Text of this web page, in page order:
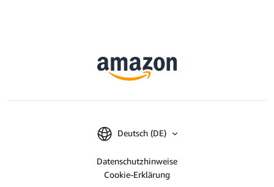
Datenschutzhinweise
Cookie-Erklärung
Deutsch (DE)